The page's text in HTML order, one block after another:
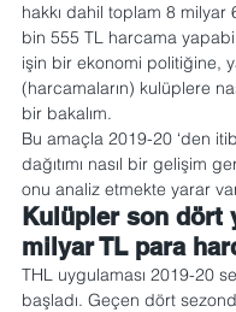
hakkı dahil toplam 8 milyar
bin 555 TL harcama
işin bir ekonomi politiğine,
(harcamaların) kulüplere
bir bakalım.
Bu amaçla 2019-20 ‘den
dağıtımı nasıl bir gelişim
onu analiz etmekte yarar
Kulüpler son dört
milyar TL para
THL uygulaması 2019-20
başladı. Geçen dört